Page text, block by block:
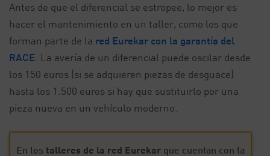
Antes de que el diferencial se estropee, lo mejor es
hacer el mantenimiento en un taller, como los que
forman parte de la red Eurekar con la garantía del
RACE . La avería de un diferencial puede oscilar desde
los 150 euros (si se adquieren piezas de desguace)
hasta los 1.500 euros si hay que sustituirlo por una
pieza nueva en un vehículo moderno.
En los talleres de la red Eurekar que cuentan con la